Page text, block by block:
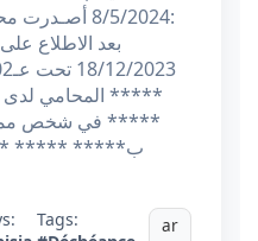
:8/5/2024
بعد الاطلاع
***** المحامي لدى
***** في شخص
ب***** *****
Tags:
ar